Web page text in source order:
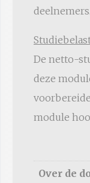
deelnemers.
De netto-
deze
module
Over de